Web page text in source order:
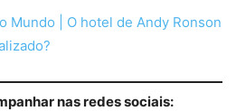
Mundo | O hotel de Andy Ronson
nas redes sociais: